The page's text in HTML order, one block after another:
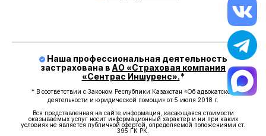
Наша профессиональная деятельность
застрахована в АО «Страховая компания
«Сентрас Иншуренс».*
* В соответствии с Законом Республики Казахстан «Об адвокатской
деятельности и юридической помощи» от 5 июля 2018 г.
Вся представленная на сайте информация, касающаяся стоимости
оказываемых услуг носит информационный характер и ни при каких
условиях не является публичной офертой, определяемой положениями ст.
395 ГК РК.